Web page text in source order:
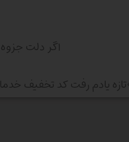
اگر دلت
>تازه یادم رفت کد تخفیف